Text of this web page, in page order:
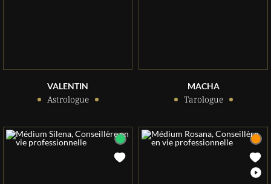
VALENTIN
Astrologue
MACHA
Tarologue